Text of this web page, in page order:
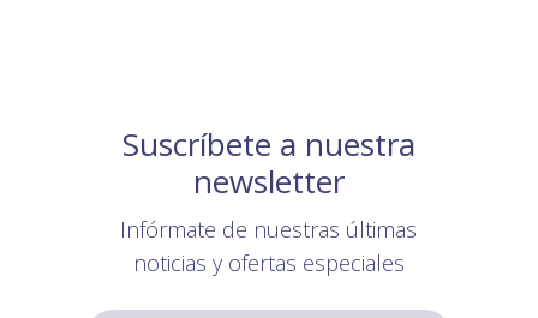
Suscríbete a nuestra
newsletter
Infórmate de nuestras últimas
noticias y ofertas especiales